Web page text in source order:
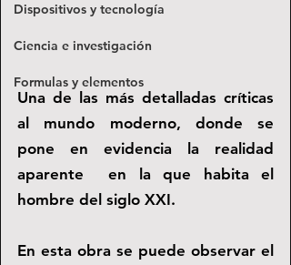
Dispositivos y tecnología
Ciencia e investigación
Formulas y elementos
Una de las más detalladas críticas
al mundo moderno, donde se
pone en evidencia la realidad
aparente  en la que habita el
hombre del siglo XXI.
En esta obra se puede observar el